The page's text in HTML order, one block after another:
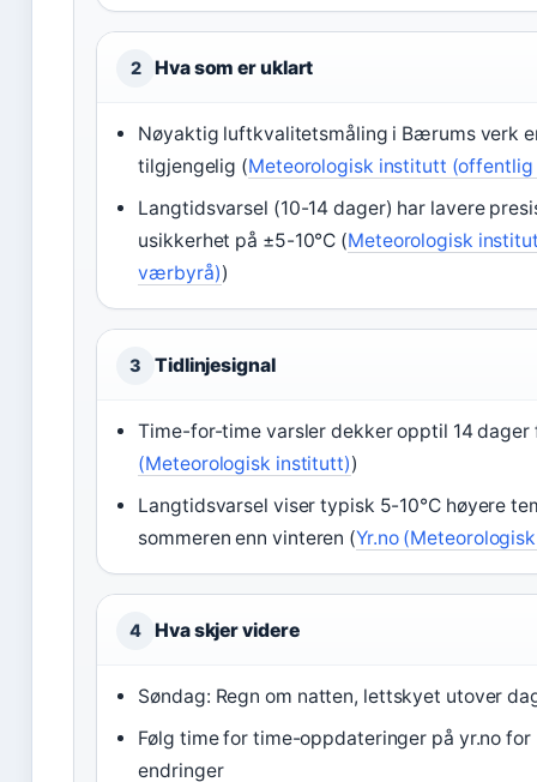
2 Hva som er uklart
Nøyaktig luftkvalitetsmåling i Bærums verk
tilgjengelig (Meteorologisk institutt
Langtidsvarsel (10-14 dager) har lavere
usikkerhet på ±5-10°C (Meteorologisk
værbyrå))
3 Tidlinjesignal
Time-for-time varsler dekker opptil 14 dager
(Meteorologisk institutt))
Langtidsvarsel viser typisk 5-10°C høyere
sommeren enn vinteren (Yr.no
4 Hva skjer videre
Søndag: Regn om natten, lettskyet utover
Følg time for time-oppdateringer på yr.no for
endringer